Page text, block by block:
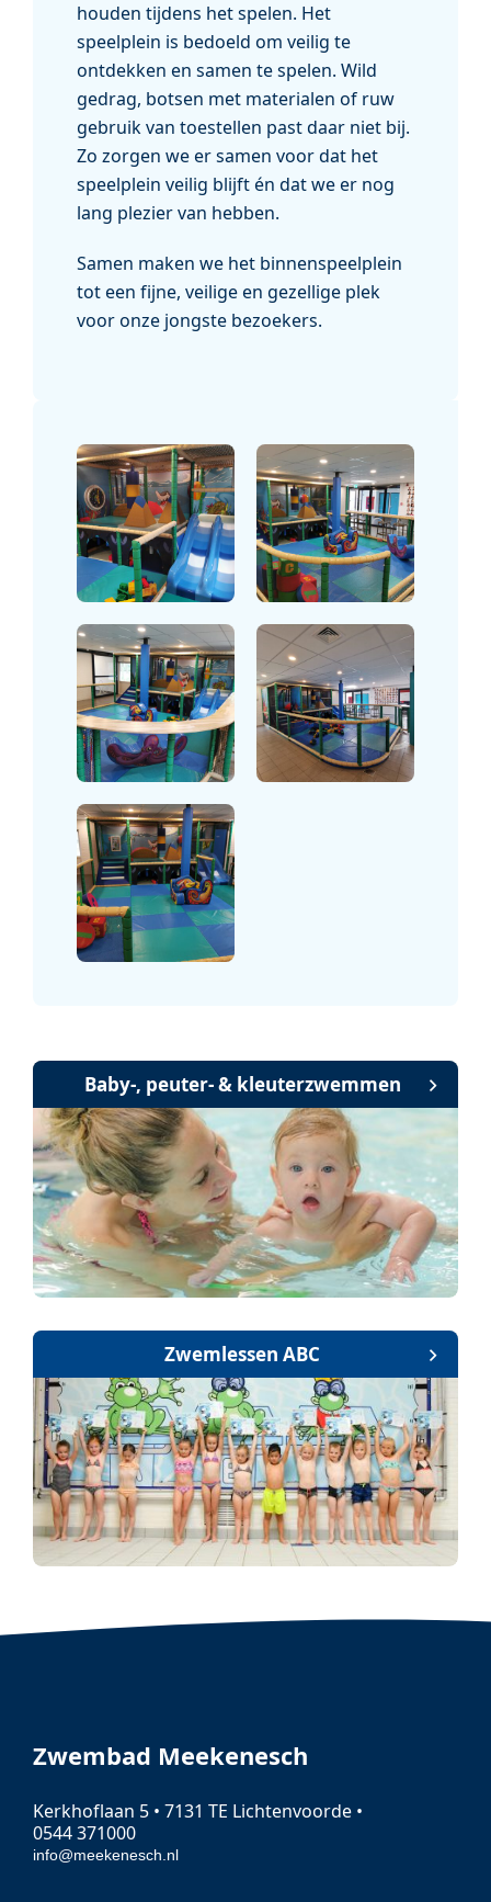
houden tijdens het spelen. Het
speelplein is bedoeld om veilig te
ontdekken en samen te spelen. Wild
gedrag, botsen met materialen of ruw
gebruik van toestellen past daar niet bij.
Zo zorgen we er samen voor dat het
speelplein veilig blijft én dat we er nog
lang plezier van hebben.
Samen maken we het binnenspeelplein
tot een fijne, veilige en gezellige plek
voor onze jongste bezoekers.
Baby-, peuter- & kleuterzwemmen
Zwemlessen ABC
Zwembad Meekenesch
Kerkhoflaan 5 • 7131 TE Lichtenvoorde •
0544 371000
info@meekenesch.nl